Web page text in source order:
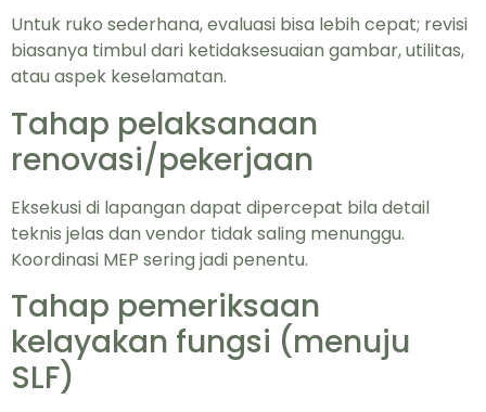
Untuk ruko sederhana, evaluasi bisa lebih cepat; revisi
biasanya timbul dari ketidaksesuaian gambar, utilitas,
atau aspek keselamatan.
Tahap pelaksanaan
renovasi/pekerjaan
Eksekusi di lapangan dapat dipercepat bila detail
teknis jelas dan vendor tidak saling menunggu.
Koordinasi MEP sering jadi penentu.
Tahap pemeriksaan
kelayakan fungsi (menuju
SLF)